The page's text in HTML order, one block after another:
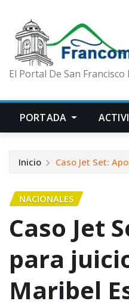
El Portal De San
PORTADA
Inicio Caso Jet Set:
NACIONALES
Caso Jet
para
Maribel